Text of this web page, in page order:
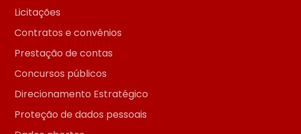
Licitações
Contratos e convênios
Prestação de contas
Concursos públicos
Direcionamento Estratégico
Proteção de dados pessoais